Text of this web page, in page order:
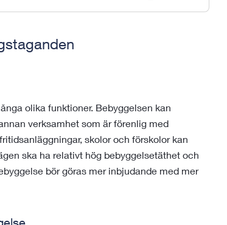
olika funktioner. Bebyggelsen kan
verksamhet som är förenlig med
skolor och förskolor kan
ska ha relativt hög bebyggelsetäthet och
bör göras mer inbjudande med mer